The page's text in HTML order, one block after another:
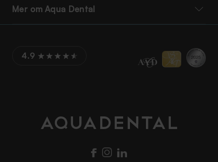
Mer om Aqua Dental
4.9